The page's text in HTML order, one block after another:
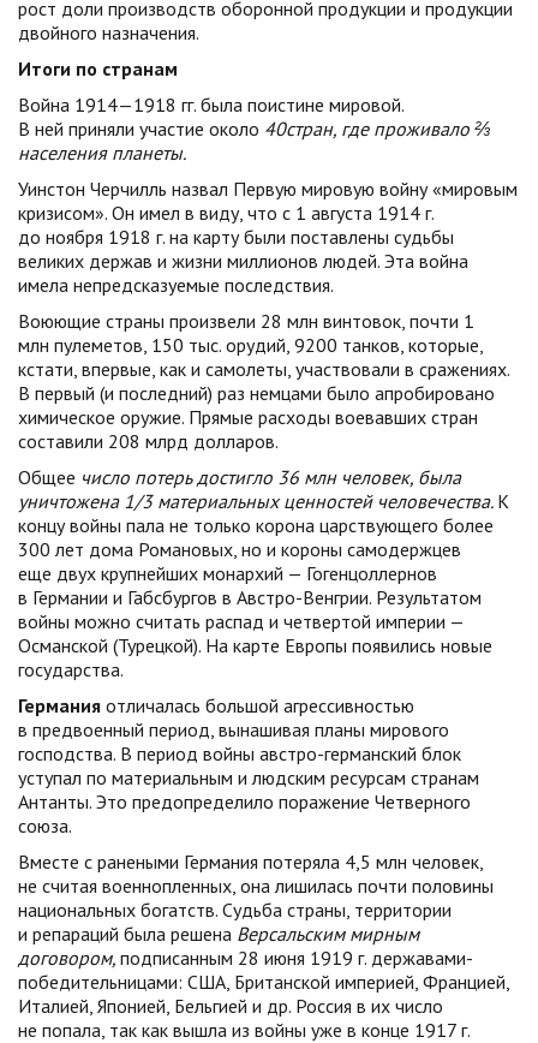
рост доли производств оборонной продукции и продукции
двойного назначения.
Итоги по странам
Война 1914—1918 гг. была поистине мировой.
В ней приняли участие около 40стран, где проживало ⅔
населения планеты.
Уинстон Черчилль назвал Первую мировую войну «мировым
кризисом». Он имел в виду, что с 1 августа 1914 г.
до ноября 1918 г. на карту были поставлены судьбы
великих держав и жизни миллионов людей. Эта война
имела непредсказуемые последствия.
Воюющие страны произвели 28 млн винтовок, почти 1
млн пулеметов, 150 тыс. орудий, 9200 танков, которые,
кстати, впервые, как и самолеты, участвовали в сражениях.
В первый (и последний) раз немцами было апробировано
химическое оружие. Прямые расходы воевавших стран
составили 208 млрд долларов.
Общее число потерь достигло 36 млн человек, была
уничтожена 1/3 материальных ценностей человечества. К
концу войны пала не только корона царствующего более
300 лет дома Романовых, но и короны самодержцев
еще двух крупнейших монархий — Гогенцоллернов
в Германии и Габсбургов в Австро-Венгрии. Результатом
войны можно считать распад и четвертой империи —
Османской (Турецкой). На карте Европы появились новые
государства.
Германия отличалась большой агрессивностью
в предвоенный период, вынашивая планы мирового
господства. В период войны австро-германский блок
уступал по материальным и людским ресурсам странам
Антанты. Это предопределило поражение Четверного
союза.
Вместе с ранеными Германия потеряла 4,5 млн человек,
не считая военнопленных, она лишилась почти половины
национальных богатств. Судьба страны, территории
и репараций была решена Версальским мирным
договором, подписанным 28 июня 1919 г. державами-
победительницами: США, Британской империей, Францией,
Италией, Японией, Бельгией и др. Россия в их число
не попала, так как вышла из войны уже в конце 1917 г.